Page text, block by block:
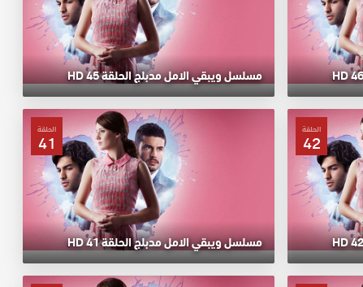
مسلسل ويبقي الامل مدبلج الحلقة 45 HD
الحلقة
42
الحلقة
41
مسلسل ويبقي الامل مدبلج الحلقة 41 HD